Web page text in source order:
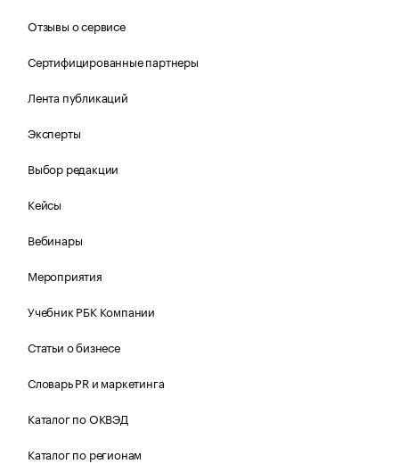
Отзывы о сервисе
Сертифицированные партнеры
Лента публикаций
Эксперты
Выбор редакции
Кейсы
Вебинары
Мероприятия
Учебник РБК Компании
Статьи о бизнесе
Словарь PR и маркетинга
Каталог по ОКВЭД
Каталог по регионам